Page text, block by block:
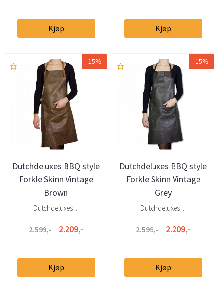
Kjøp Kjøp
-15%
Dutchdeluxes BBQ style
Forkle Skinn Vintage
Brown
Dutchdeluxes ...
2.599,- 2.209,-
Kjøp
-15%
Dutchdeluxes BBQ style
Forkle Skinn Vintage
Grey
Dutchdeluxes ...
2.599,- 2.209,-
Kjøp